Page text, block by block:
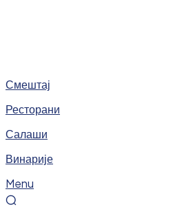
Смештај
Ресторани
Салаши
Винарије
Menu